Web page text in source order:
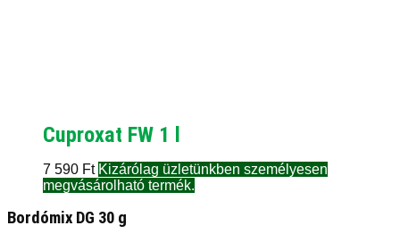
Cuproxat FW 1 l
7 590 Ft Kizárólag üzletünkben személyesen
megvásárolható termék.
Bordómix DG 30 g